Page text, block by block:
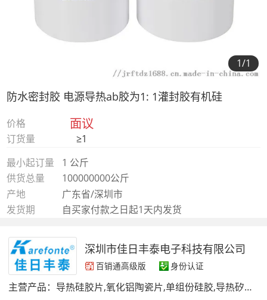
1/1
防水密封胶 电源导热ab胶为1: 1灌封胶有机硅
价格 面议
订货量
≥1
最小起订量
1 公斤
供货总量
100000000公斤
产地
广东省/深圳市
发货期
自买家付款之日起1天内发货
深圳市佳日丰泰电子科技有限公司
百销通高级版 身份认证
主营产品： 导热硅胶片,氧化铝陶瓷片,单组份硅胶,导热矽胶布,氮化铝陶瓷片,碳化硅陶瓷片,散热硅脂,导热灌封胶,NFC铁氧体片,吸波材料,导热双面胶,矽胶帽套/管